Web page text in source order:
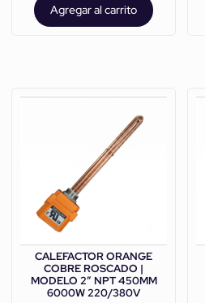
Agregar al carrito
CALEFACTOR ORANGE
COBRE ROSCADO |
MODELO 2” NPT 450MM
6000W 220/380V